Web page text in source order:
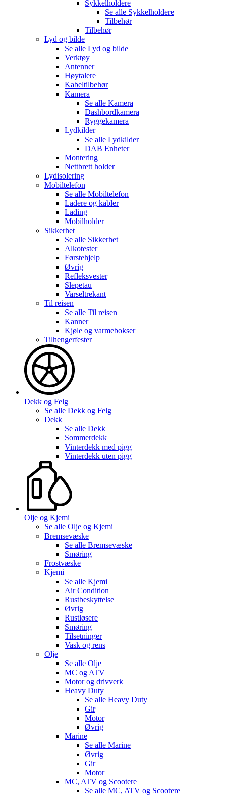
Sykkelholdere
Se alle Sykkelholdere
Tilbehør
Tilbehør
Lyd og bilde
Se alle Lyd og bilde
Verktøy
Antenner
Høytalere
Kabeltilbehør
Kamera
Se alle Kamera
Dashbordkamera
Ryggekamera
Lydkilder
Se alle Lydkilder
DAB Enheter
Montering
Nettbrett holder
Lydisolering
Mobiltelefon
Se alle Mobiltelefon
Ladere og kabler
Lading
Mobilholder
Sikkerhet
Se alle Sikkerhet
Alkotester
Førstehjelp
Øvrig
Refleksvester
Slepetau
Varseltrekant
Til reisen
Se alle Til reisen
Kanner
Kjøle og varmebokser
Tilhengerfester
Dekk og Felg
Se alle Dekk og Felg
Dekk
Se alle Dekk
Sommerdekk
Vinterdekk med pigg
Vinterdekk uten pigg
Olje og Kjemi
Se alle Olje og Kjemi
Bremsevæske
Se alle Bremsevæske
Smøring
Frostvæske
Kjemi
Se alle Kjemi
Air Condition
Rustbeskyttelse
Øvrig
Rustløsere
Smøring
Tilsetninger
Vask og rens
Olje
Se alle Olje
MC og ATV
Motor og drivverk
Heavy Duty
Se alle Heavy Duty
Gir
Motor
Øvrig
Marine
Se alle Marine
Øvrig
Gir
Motor
MC, ATV og Scootere
Se alle MC, ATV og Scootere